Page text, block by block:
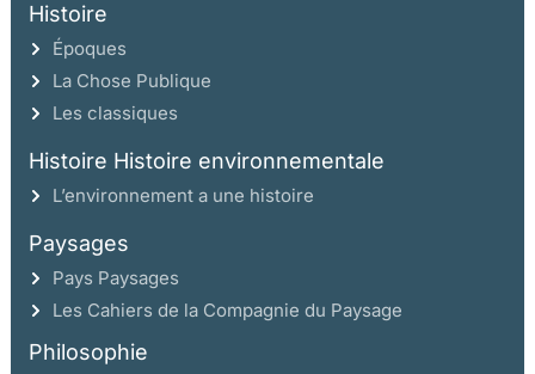
Histoire
Époques
La Chose Publique
Les classiques
Histoire Histoire environnementale
L’environnement a une histoire
Paysages
Pays Paysages
Les Cahiers de la Compagnie du Paysage
Philosophie